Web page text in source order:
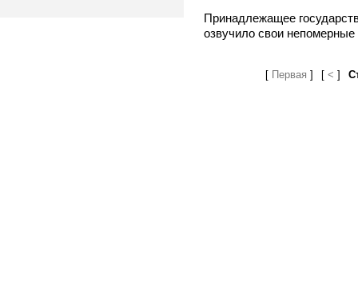
Принадлежащее
озвучило свои непомерные
[Первая ] [< ]